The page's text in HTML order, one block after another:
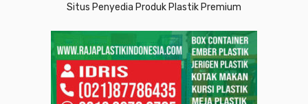
Situs Penyedia Produk Plastik Premium